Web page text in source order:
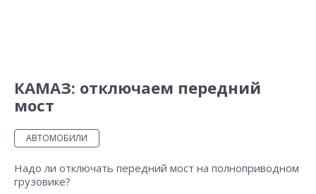
КАМАЗ: отключаем передний
мост
АВТОМОБИЛИ
Надо ли отключать передний мост на полноприводном
грузовике?